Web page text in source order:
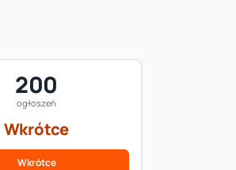
200
ogłoszeń
Wkrótce
Wkrótce